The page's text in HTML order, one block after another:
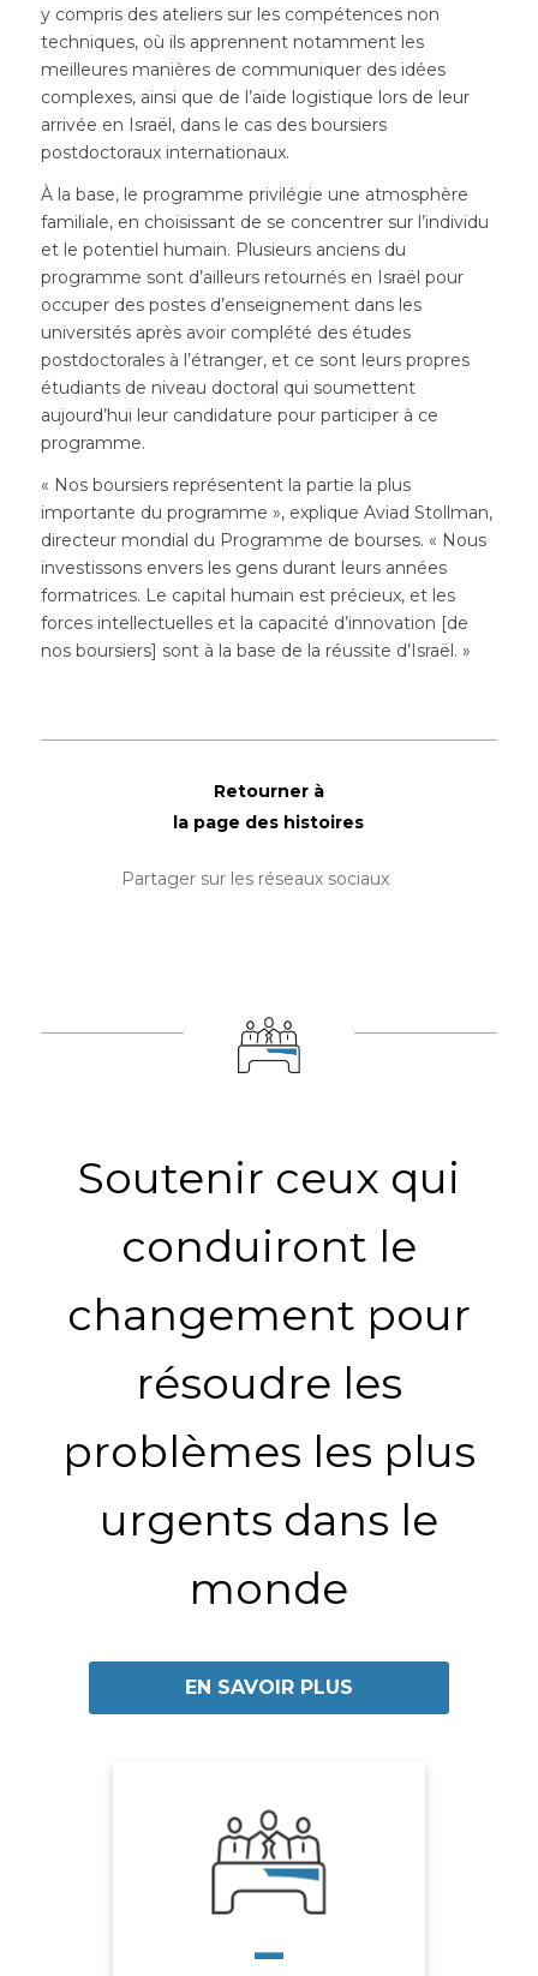
y compris des ateliers sur les compétences non
techniques, où ils apprennent notamment les
meilleures manières de communiquer des idées
complexes, ainsi que de l’aide logistique lors de leur
arrivée en Israël, dans le cas des boursiers
postdoctoraux internationaux.
À la base, le programme privilégie une atmosphère
familiale, en choisissant de se concentrer sur l’individu
et le potentiel humain. Plusieurs anciens du
programme sont d’ailleurs retournés en Israël pour
occuper des postes d’enseignement dans les
universités après avoir complété des études
postdoctorales à l’étranger, et ce sont leurs propres
étudiants de niveau doctoral qui soumettent
aujourd’hui leur candidature pour participer à ce
programme.
« Nos boursiers représentent la partie la plus
importante du programme », explique Aviad Stollman,
directeur mondial du Programme de bourses. « Nous
investissons envers les gens durant leurs années
formatrices. Le capital humain est précieux, et les
forces intellectuelles et la capacité d’innovation [de
nos boursiers] sont à la base de la réussite d’Israël. »
Retourner à
la page des histoires
Partager sur les réseaux sociaux
Soutenir ceux qui
conduiront le
changement pour
résoudre les
problèmes les plus
urgents dans le
monde
EN SAVOIR PLUS
-